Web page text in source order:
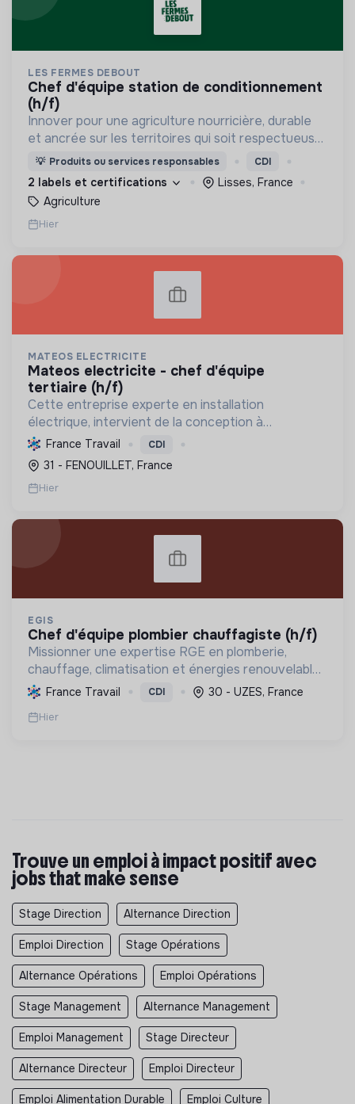
LES FERMES DEBOUT
chef d'équipe station de conditionnement
(h/f)
Innover pour une agriculture nourricière, durable
et ancrée sur les territoires qui soit respectueuse
de l'humain et des écosystèmes
💡 Produits ou services responsables CDI
2 labels et certifications
Lisses, France
Agriculture
Hier
MATEOS ELECTRICITE
mateos electricite - chef d'équipe
tertiaire (h/f)
Cette entreprise experte en installation
électrique, intervient de la conception à
l'exploitation, notamment pour les centrales
photovoltaïques. Elle contribue à la transition
écologique avec son Labe...
France Travail CDI
31 - FENOUILLET, France
Hier
EGIS
chef d'équipe plombier chauffagiste (h/f)
Missionner une expertise RGE en plomberie,
chauffage, climatisation et énergies renouvelables
pour les particuliers, professionnels et
collectivités, œuvrant pour la transition
énergétique et l'effica...
France Travail CDI 30 - UZES, France
Hier
Trouve un emploi à impact positif avec
jobs that make sense
Stage Direction Alternance Direction
Emploi Direction Stage Opérations
Alternance Opérations Emploi Opérations
Stage Management Alternance Management
Emploi Management Stage Directeur
Alternance Directeur Emploi Directeur
Emploi Alimentation Durable Emploi Culture